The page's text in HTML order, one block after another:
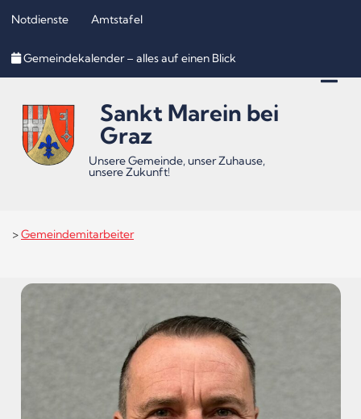
(Accesskey
(Accesskey
2)
(Accesskey
3)
Notdienste Amtstafel
Gemeindekalender – alles auf einen Blick
Sankt Marein bei
Graz
Unsere Gemeinde, unser Zuhause,
unsere Zukunft!
>Gemeindemitarbeiter